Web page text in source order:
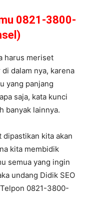
0821-3800-
harus meriset
dalam nya, karena
yang panjang
saja, kata kunci
banyak lainnya.
dipastikan kita akan
kita membidik
semua yang ingin
undang Didik SEO
0821-3800-